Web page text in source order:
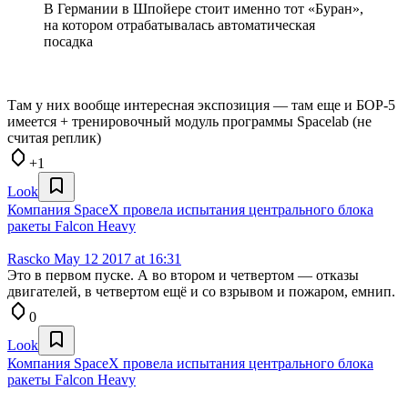
В Германии в Шпойере стоит именно тот «Буран»,
на котором отрабатывалась автоматическая
посадка
Там у них вообще интересная экспозиция — там еще и БОР-5
имеется + тренировочный модуль программы Spacelab (не
считая реплик)
+1
Look
Компания SpaceX провела испытания центрального блока
ракеты Falcon Heavy
Rascko May 12 2017 at 16:31
Это в первом пуске. А во втором и четвертом — отказы
двигателей, в четвертом ещё и со взрывом и пожаром, емнип.
0
Look
Компания SpaceX провела испытания центрального блока
ракеты Falcon Heavy